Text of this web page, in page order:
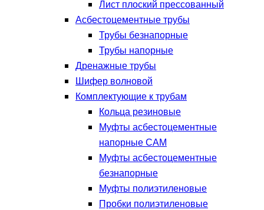
Лист плоский прессованный
Асбестоцементные трубы
Трубы безнапорные
Трубы напорные
Дренажные трубы
Шифер волновой
Комплектующие к трубам
Кольца резиновые
Муфты асбестоцементные
напорные САМ
Муфты асбестоцементные
безнапорные
Муфты полиэтиленовые
Пробки полиэтиленовые